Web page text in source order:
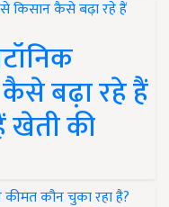
बढ़ा रहे हैं
खेती की